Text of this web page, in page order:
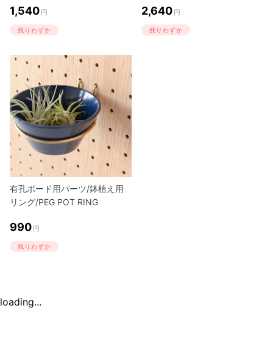
1,540 円
残りわずか
2,640 円
残りわずか
有孔ボード用パーツ/鉢植え用
リング/PEG POT RING
990 円
残りわずか
loading...